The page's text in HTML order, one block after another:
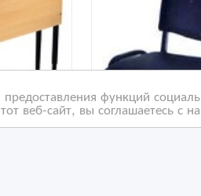
функций
веб-сайт, вы соглашаетесь